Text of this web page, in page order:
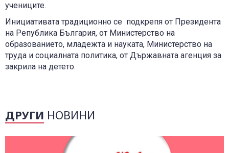
За клиенти на Postbank
Правила и политики, свързани с обслужването
Твоята Здравна грижа
Плати вноска
Уведоми за събитие
0700 18 800
учениците.
Инициативата традиционно се подкрепя от Президента
на Република България, от Министерство на
образованието, младежта и науката, Министерство на
труда и социалната политика, от Държавната агенция за
закрила на детето.
ДРУГИ НОВИНИ